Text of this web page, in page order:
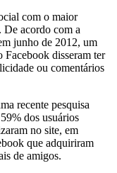
com o maior
De acordo com a
junho de 2012, um
Facebook disseram ter
ou comentários
recente pesquisa
dos usuários
no site, em
que adquiriram
de amigos.